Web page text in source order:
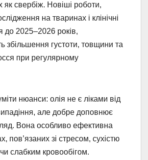
як свербіж. Новіші роботи,
на тваринах і клінічні
до 2025–2026 років,
збільшення густоти, товщини та
при регулярному
нюанси: олія не є ліками від
але добре доповнює
Вона особливо ефективна
пов’язаних зі стресом, сухістю
слабким кровообігом.